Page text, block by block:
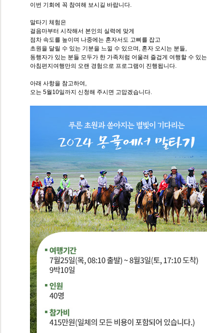
이번 기회에 꼭 참여해 보시길 바랍니다.
말타기 체험은
걸음마부터 시작해서 본인의 실력에 맞게
점차 속도를 높이며 나중에는 혼자서도 고삐를 잡고
초원을 달릴 수 있는 기분을 느낄 수 있으며, 혼자 오시는 분들,
동행자가 있는 분들 모두가 한 가족처럼 어울려 즐겁게 여행할 수 있는
아침편지여행만의 오랜 경험으로 프로그램이 진행됩니다.
아래 사항을 참고하여,
오는 5월10일까지 신청해 주시면 고맙겠습니다.